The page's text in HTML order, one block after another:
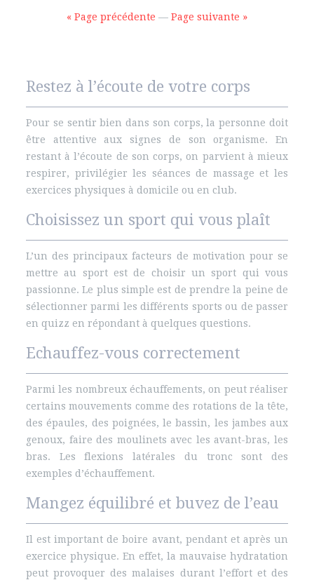
« Page précédente — Page suivante »
Restez à l’écoute de votre corps
Pour se sentir bien dans son corps, la personne doit
être attentive aux signes de son organisme. En
restant à l’écoute de son corps, on parvient à mieux
respirer, privilégier les séances de massage et les
exercices physiques à domicile ou en club.
Choisissez un sport qui vous plaît
L’un des principaux facteurs de motivation pour se
mettre au sport est de choisir un sport qui vous
passionne. Le plus simple est de prendre la peine de
sélectionner parmi les différents sports ou de passer
en quizz en répondant à quelques questions.
Echauffez-vous correctement
Parmi les nombreux échauffements, on peut réaliser
certains mouvements comme des rotations de la tête,
des épaules, des poignées, le bassin, les jambes aux
genoux, faire des moulinets avec les avant-bras, les
bras. Les flexions latérales du tronc sont des
exemples d’échauffement.
Mangez équilibré et buvez de l’eau
Il est important de boire avant, pendant et après un
exercice physique. En effet, la mauvaise hydratation
peut provoquer des malaises durant l’effort et des